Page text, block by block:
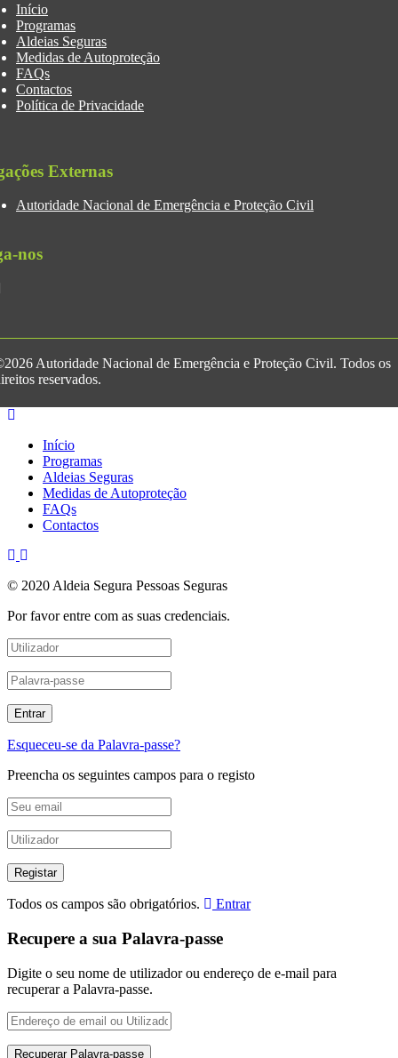
Início
Programas
Aldeias Seguras
Medidas de Autoproteção
FAQs
Contactos
Política de Privacidade
Externas
Autoridade Nacional de Emergência e Proteção Civil
nos
Autoridade Nacional de Emergência e Proteção Civil. Todos os
reservados.
Início
Programas
Aldeias Seguras
Medidas de Autoproteção
FAQs
Contactos
© 2020 Aldeia Segura Pessoas Seguras
Por favor entre com as suas credenciais.
Esqueceu-se da Palavra-passe?
Preencha os seguintes campos para o registo
Todos os campos são obrigatórios. Entrar
Recupere a sua Palavra-passe
Digite o seu nome de utilizador ou endereço de e-mail para
recuperar a Palavra-passe.